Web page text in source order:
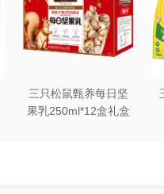
三只松鼠甄养每日坚
果乳250ml*12盒礼盒